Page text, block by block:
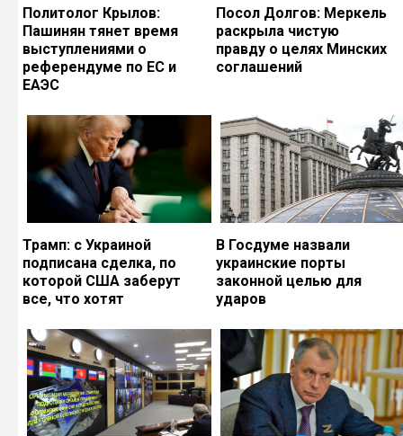
Политолог Крылов:
Пашинян тянет время
выступлениями о
референдуме по ЕС и
ЕАЭС
Посол Долгов: Меркель
раскрыла чистую
правду о целях Минских
соглашений
Трамп: с Украиной
подписана сделка, по
которой США заберут
все, что хотят
В Госдуме назвали
украинские порты
законной целью для
ударов